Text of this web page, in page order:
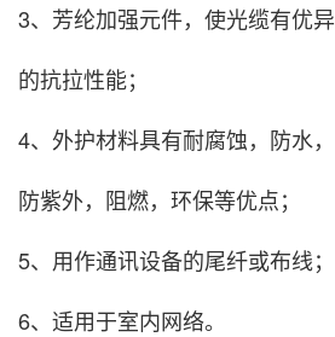
3、芳纶加强元件，使光缆有优异
的抗拉性能；
4、外护材料具有耐腐蚀，防水，
防紫外，阻燃，环保等优点；
5、用作通讯设备的尾纤或布线；
6、适用于室内网络。